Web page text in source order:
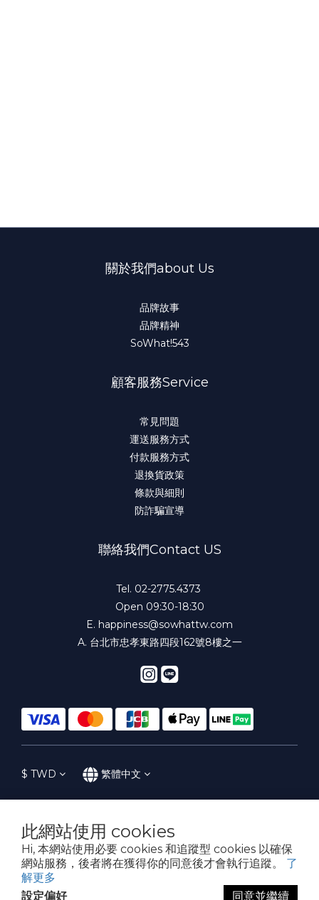
此網站使用 cookies
Hi, 本網站使用必要 cookies 和追蹤型 cookies 以確保
網站服務，後者將在獲得你的同意後才會執行追蹤。 了
解更多
設定偏好
同意並繼續
關於我們about Us
品牌故事
品牌精神
SoWhat!543
顧客服務Service
常見問題
運送服務方式
付款服務方式
退換貨政策
條款與細則
防詐騙宣導
聯絡我們Contact US
Tel. 02-2775.4373
Open 09:30-18:30
E. happiness@sowhattw.com
A. 台北市忠孝東路四段162號8樓之一
$ TWD 繁體中文
提醒您，我們不會以電話或簡訊方式通知變更付款方式。
Copyright© 2016-2023 SoWhat! 花樣子